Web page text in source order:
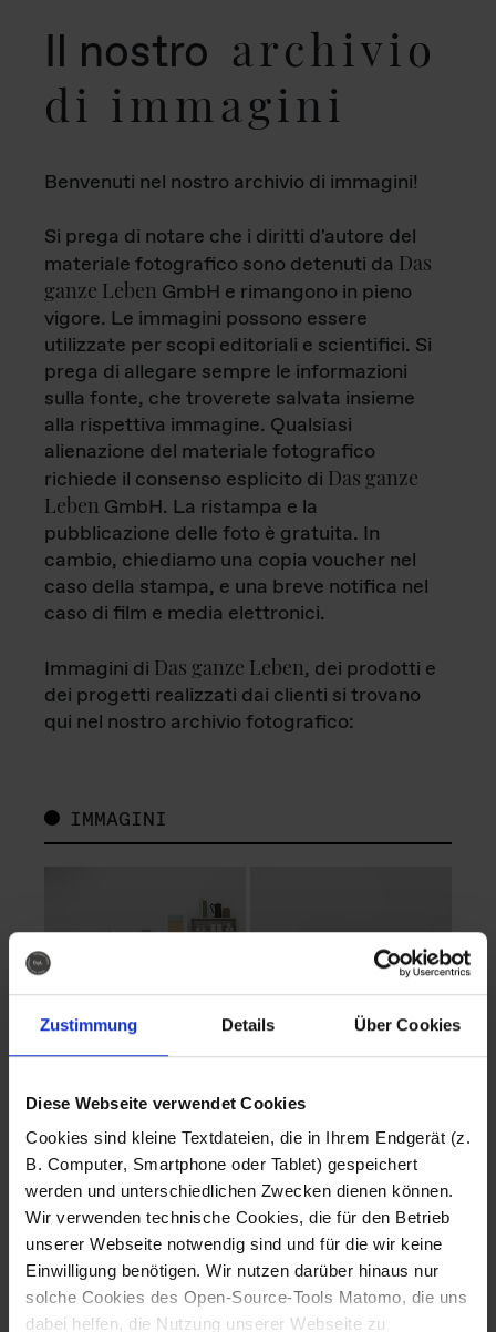
Zustimmung Details Über Cookies
Diese Webseite verwendet Cookies
Cookies sind kleine Textdateien, die in Ihrem Endgerät (z.
B. Computer, Smartphone oder Tablet) gespeichert
werden und unterschiedlichen Zwecken dienen können.
Wir verwenden technische Cookies, die für den Betrieb
unserer Webseite notwendig sind und für die wir keine
Einwilligung benötigen. Wir nutzen darüber hinaus nur
solche Cookies des Open-Source-Tools Matomo, die uns
dabei helfen, die Nutzung unserer Webseite zu
Il nostro archivio
di immagini
Benvenuti nel nostro archivio di immagini!
Si prega di notare che i diritti d'autore del
materiale fotografico sono detenuti da Das
ganze Leben GmbH e rimangono in pieno
vigore. Le immagini possono essere
utilizzate per scopi editoriali e scientifici. Si
prega di allegare sempre le informazioni
sulla fonte, che troverete salvata insieme
alla rispettiva immagine. Qualsiasi
alienazione del materiale fotografico
richiede il consenso esplicito di Das ganze
Leben GmbH. La ristampa e la
pubblicazione delle foto è gratuita. In
cambio, chiediamo una copia voucher nel
caso della stampa, e una breve notifica nel
caso di film e media elettronici.
Immagini di Das ganze Leben, dei prodotti e
dei progetti realizzati dai clienti si trovano
qui nel nostro archivio fotografico:
IMMAGINI
Fotografo: Lorenz
Sternbach
Download
Fotografo: Lorenz
Sternbach
Download